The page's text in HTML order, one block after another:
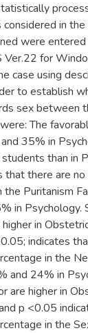
in
were
for
case using
to establish
sex between
The
35% in
than in
there are no
Puritanism
in Psychology.
in
indicates
in the
and 24% in
are higher in
p <0.05
in the